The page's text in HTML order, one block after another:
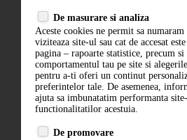
Politica de confidentialitate
ANPC
De masurare si analiza
Aceste cookies ne permit sa
viziteaza site-ul sau cat de accesat
pagina – rapoarte statistice, precum si
comportamentul tau pe site si
pentru a-ti oferi un continut
preferintelor tale. De asemenea,
ajuta sa imbunatatim performanta
functionalitatilor acestuia.
De promovare